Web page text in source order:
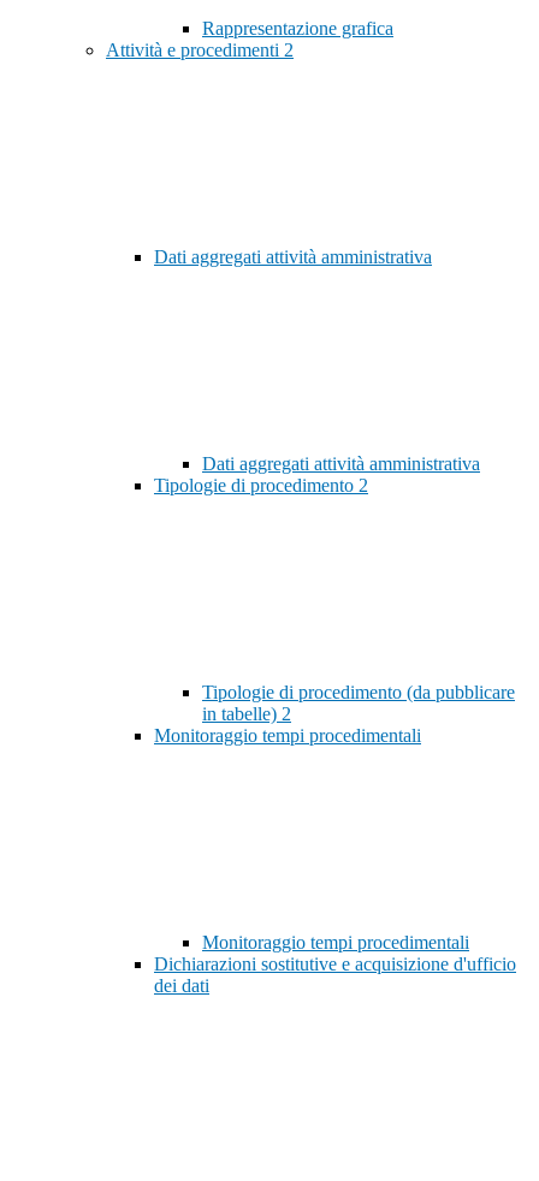
Rappresentazione grafica
Attività e procedimenti 2
Dati aggregati attività amministrativa
Dati aggregati attività amministrativa
Tipologie di procedimento 2
Tipologie di procedimento (da pubblicare
in tabelle) 2
Monitoraggio tempi procedimentali
Monitoraggio tempi procedimentali
Dichiarazioni sostitutive e acquisizione d'ufficio
dei dati